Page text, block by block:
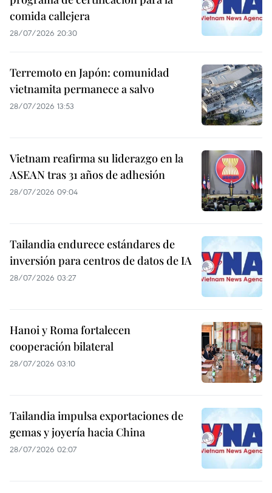
comida callejera
28/07/2026 20:30
Terremoto en Japón: comunidad
vietnamita permanece a salvo
28/07/2026 13:53
Vietnam reafirma su liderazgo en la
ASEAN tras 31 años de adhesión
28/07/2026 09:04
Tailandia endurece estándares de
inversión para centros de datos de IA
28/07/2026 03:27
Hanoi y Roma fortalecen
cooperación bilateral
28/07/2026 03:10
Tailandia impulsa exportaciones de
gemas y joyería hacia China
28/07/2026 02:07